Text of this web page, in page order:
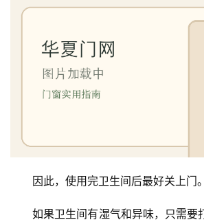
卫
因此，使用完卫生间后最好关上门。
如果卫生间有湿气和异味，只需要